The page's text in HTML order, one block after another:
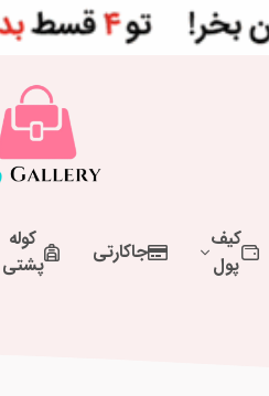
کیف
پول
جاکارتی
کوله
پشتی